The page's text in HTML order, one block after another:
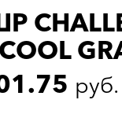
руб.